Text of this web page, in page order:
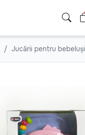
Jucării pentru bebeluşi